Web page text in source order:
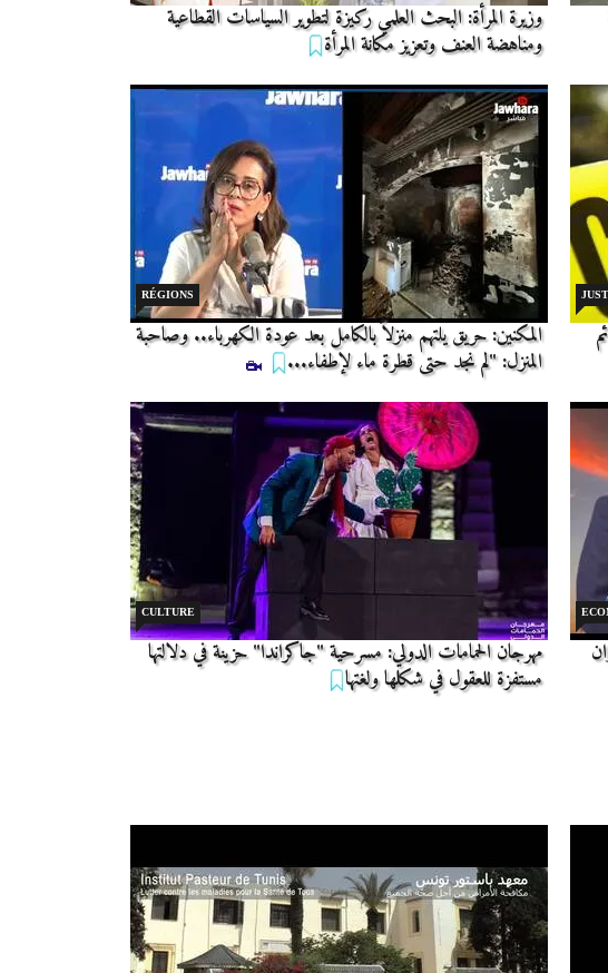
وزيرة المرأة: البحث العلمي ركيزة لتطوير السياسات القطاعية
ومناهضة العنف وتعزيز مكانة المرأة
RÉGIONS
المكنين: حريق يلتهم منزلاً بالكامل بعد عودة الكهرباء.. وصاحبة
المنزل: "لم نجد حتى قطرة ماء لإطفاء...
CULTURE
مهرجان الحمامات الدولي: مسرحية "جاكراندا" حزينة في دلالتها
مستفزة للعقول في شكلها ولغتها